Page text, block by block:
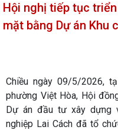
Hội nghị tiếp tục
mặt bằng Dự án Khu
Chiều ngày 09/5/2026,
phường Việt Hòa, Hội
Dự án đầu tư xây dựng
nghiệp Lai Cách đã tổ